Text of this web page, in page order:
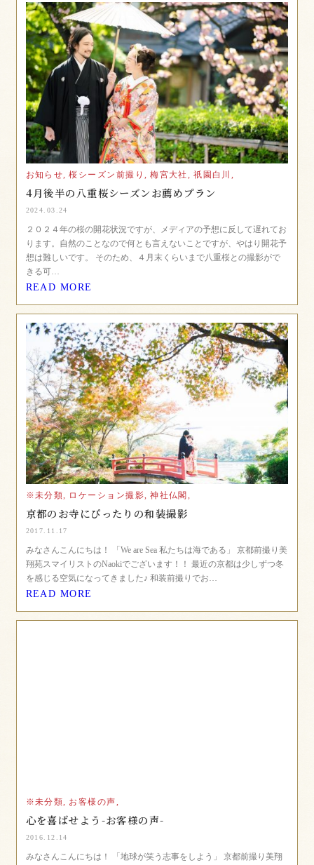
お知らせ, 桜シーズン前撮り, 梅宮大社, 祇園白川,
4月後半の八重桜シーズンお薦めプラン
2024.03.24
２０２４年の桜の開花状況ですが、メディアの予想に反して遅れてお
ります。自然のことなので何とも言えないことですが、やはり開花予
想は難しいです。 そのため、４月末くらいまで八重桜との撮影がで
きる可…
READ MORE
※未分類, ロケーション撮影, 神社仏閣,
京都のお寺にぴったりの和装撮影
2017.11.17
みなさんこんにちは！ 「We are Sea 私たちは海である」 京都前撮り美
翔苑スマイリストのNaokiでございます！！ 最近の京都は少しずつ冬
を感じる空気になってきました♪ 和装前撮りでお…
READ MORE
※未分類, お客様の声,
心を喜ばせよう-お客様の声-
2016.12.14
みなさんこんにちは！ 「地球が笑う志事をしよう」 京都前撮り美翔